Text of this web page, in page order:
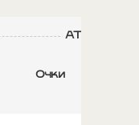
АТАКА
Очки